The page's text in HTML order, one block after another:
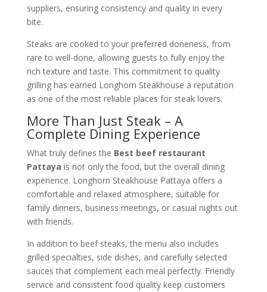
suppliers, ensuring consistency and quality in every
bite.
Steaks are cooked to your preferred doneness, from
rare to well-done, allowing guests to fully enjoy the
rich texture and taste. This commitment to quality
grilling has earned Longhorn Steakhouse a reputation
as one of the most reliable places for steak lovers.
More Than Just Steak – A
Complete Dining Experience
What truly defines the Best beef restaurant
Pattaya is not only the food, but the overall dining
experience. Longhorn Steakhouse Pattaya offers a
comfortable and relaxed atmosphere, suitable for
family dinners, business meetings, or casual nights out
with friends.
In addition to beef steaks, the menu also includes
grilled specialties, side dishes, and carefully selected
sauces that complement each meal perfectly. Friendly
service and consistent food quality keep customers